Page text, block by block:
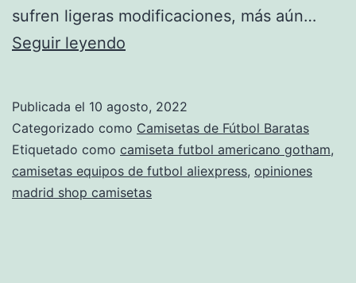
sufren ligeras modificaciones, más aún…
Seguir leyendo
de
futbol
en
aliexpress
Publicada el 10 agosto, 2022
Categorizado como Camisetas de Fútbol Baratas
Etiquetado como camiseta futbol americano gotham,
camisetas equipos de futbol aliexpress, opiniones
madrid shop camisetas